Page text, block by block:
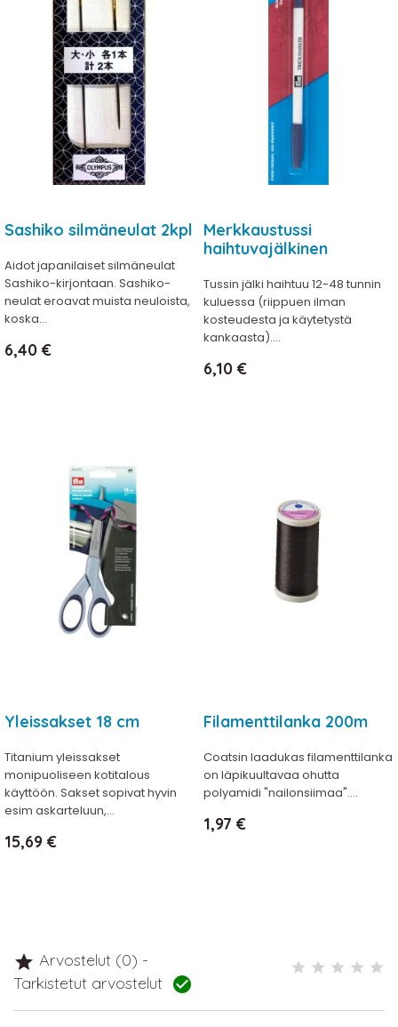
Sashiko silmäneulat 2kpl
Aidot japanilaiset silmäneulat
Sashiko-kirjontaan. Sashiko-
neulat eroavat muista neuloista,
koska...
Hinta
6,40 €
Merkkaustussi
haihtuvajälkinen
Tussin jälki haihtuu 12-48 tunnin
kuluessa (riippuen ilman
kosteudesta ja käytetystä
kankaasta)....
Hinta
6,10 €
Yleissakset 18 cm
Titanium yleissakset
monipuoliseen kotitalous
käyttöön. Sakset sopivat hyvin
esim askarteluun,...
Hinta
15,69 €
Filamenttilanka 200m
Coatsin laadukas filamenttilanka
on läpikuultavaa ohutta
polyamidi "nailonsiimaa"....
Hinta
1,97 €
 Arvostelut (0) -
Tarkistetut arvostelut 